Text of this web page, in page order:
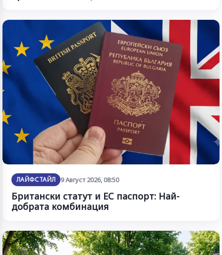
ЛАЙФСТАЙЛ 9 Август 2026, 08:50
Британски статут и ЕС паспорт: Най-
добрата комбинация